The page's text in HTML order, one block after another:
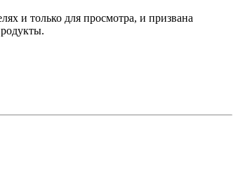
и только для просмотра, и призвана